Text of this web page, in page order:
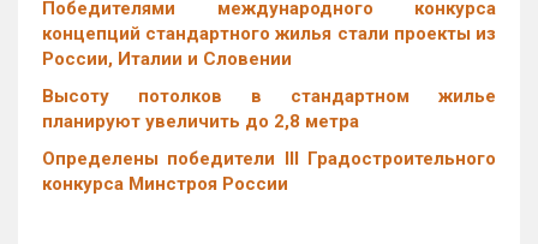
Победителями международного конкурса
концепций стандартного жилья стали проекты из
России, Италии и Словении
Высоту потолков в стандартном жилье
планируют увеличить до 2,8 метра
Определены победители III Градостроительного
конкурса Минстроя России